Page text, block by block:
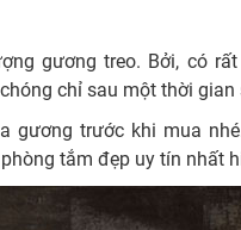
gương treo. Bởi, có
chỉ sau một thời gian
gương trước khi mua
tắm đẹp uy tín nhất